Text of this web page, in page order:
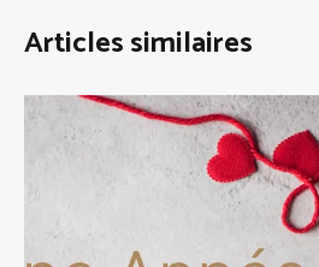
Articles similaires